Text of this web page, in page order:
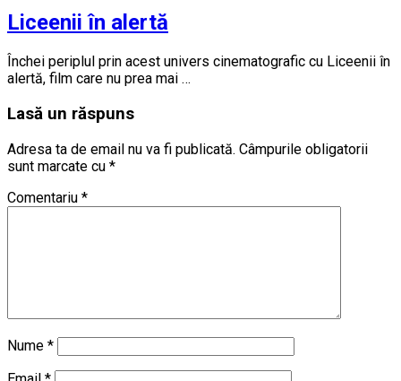
Liceenii în alertă
Închei periplul prin acest univers cinematografic cu Liceenii în
alertă, film care nu prea mai …
Lasă un răspuns
Adresa ta de email nu va fi publicată. Câmpurile obligatorii
sunt marcate cu *
Comentariu *
Nume *